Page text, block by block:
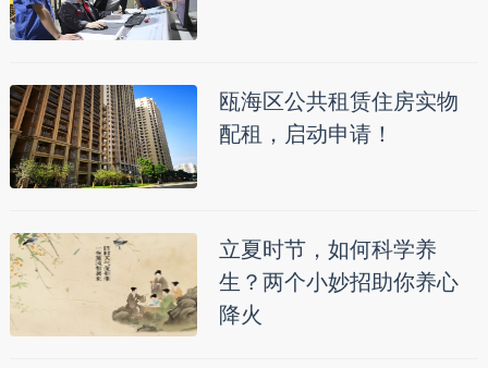
瓯海区公共租赁住房实物
配租，启动申请！
立夏时节，如何科学养
生？两个小妙招助你养心
降火